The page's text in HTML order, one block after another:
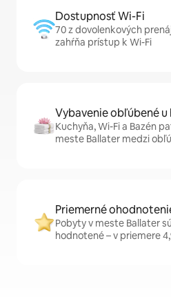
Dostupnosť Wi-Fi
70 z dovolenkových
zahŕňa prístup k Wi-Fi
Vybavenie obľúbené u
Kuchyňa, Wi-Fi a Bazén
meste Ballater medzi
Priemerné
Pobyty v meste Ballater
hodnotené – v priemere